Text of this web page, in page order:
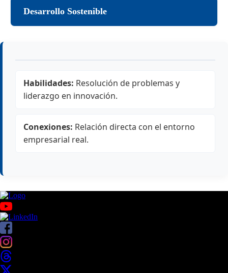
Desarrollo Sostenible
Habilidades: Resolución de problemas y
liderazgo en innovación.
Conexiones: Relación directa con el entorno
empresarial real.